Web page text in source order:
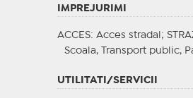
IMPREJURIMI
ACCES: Acces stradal;
Scoala, Transport public,
UTILITATI/SERVICII